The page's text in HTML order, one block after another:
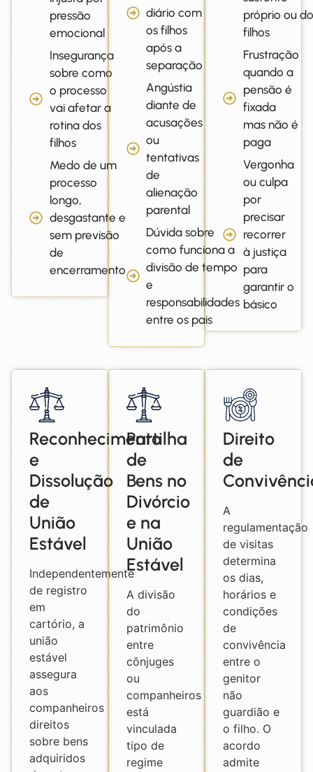
pressão
emocional
Insegurança
sobre como
o processo
vai afetar a
rotina dos
filhos
Medo de um
processo
longo,
desgastante e
sem previsão
de
encerramento
diário com
os filhos
após a
separação
Angústia
diante de
acusações
ou
tentativas
de
alienação
parental
Dúvida sobre
como funciona a
divisão de tempo
e
responsabilidades
entre os pais
próprio ou
filhos
Frustração
quando a
pensão é
fixada
mas não é
paga
Vergonha
ou culpa
por
precisar
recorrer
à justiça
para
garantir o
básico
Reconhecimento
e
Dissolução
de
União
Estável
Independentemente
de registro
em
cartório, a
união
estável
assegura
aos
companheiros
direitos
sobre bens
adquiridos
Partilha
de
Bens no
Divórcio
e na
União
Estável
A divisão
do
patrimônio
entre
cônjuges
ou
companheiros
está
vinculada
tipo de
regime
Direito
de
A
regulamentação
de visitas
determina
os dias,
horários e
condições
de
convivência
entre o
genitor
não
guardião e
o filho. O
acordo
admite